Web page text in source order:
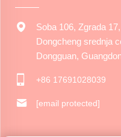
Soba 106, Zgrada
Dongcheng srednja
Dongguan,
+86 17691028039
[email protected]